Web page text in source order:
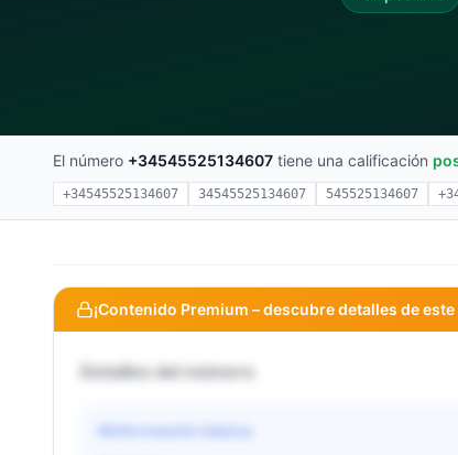
El número +34545525134607 tiene una calificación
+34545525134607 34545525134607 545525134607
¡Contenido Premium – descubre detalles de
Detalles del número
Información básica